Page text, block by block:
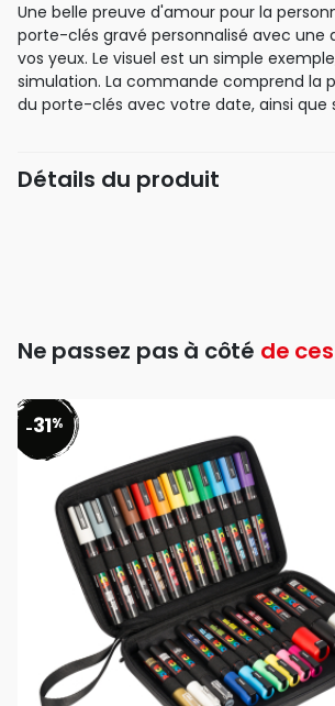
Une belle preuve d'amour pour la
porte-clés gravé personnalisé avec une
vos yeux. Le visuel est un simple
simulation. La commande comprend la
du porte-clés avec votre date, ainsi que
Détails du produit
Ne passez pas à côté de
-31%